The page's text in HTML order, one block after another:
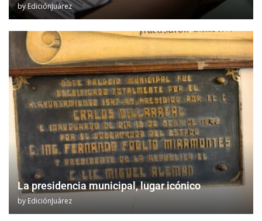
by EdiciónJuárez
La presidencia municipal, lugar icónico
by EdiciónJuárez